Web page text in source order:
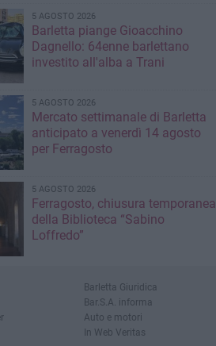
5 AGOSTO 2026
Barletta piange Gioacchino
Dagnello: 64enne barlettano
investito all'alba a Trani
5 AGOSTO 2026
Mercato settimanale di Barletta
anticipato a venerdì 14 agosto
per Ferragosto
5 AGOSTO 2026
Ferragosto, chiusura temporanea
della Biblioteca “Sabino
Loffredo”
Barletta Giuridica
Bar.S.A. informa
Auto e motori
In Web Veritas